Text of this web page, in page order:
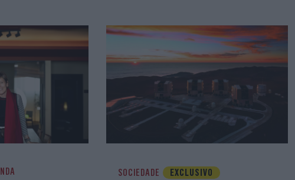
SOCIEDADE EXCLUSIVO